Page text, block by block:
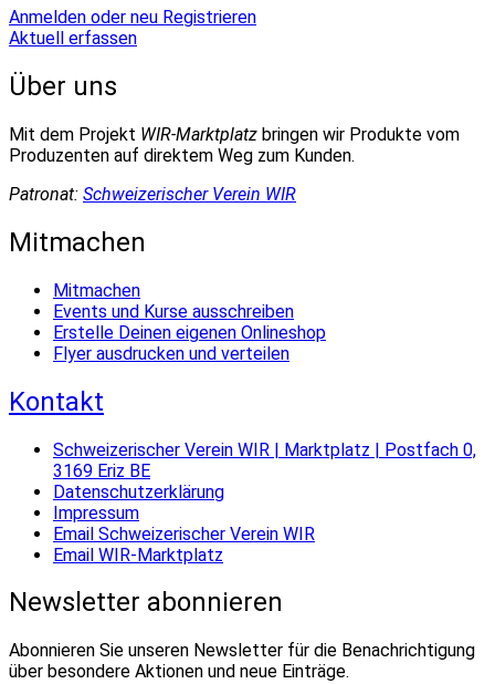
Anmelden oder neu Registrieren
Aktuell erfassen
Über uns
Mit dem Projekt WIR-Marktplatz bringen wir Produkte vom
Produzenten auf direktem Weg zum Kunden.
Patronat: Schweizerischer Verein WIR
Mitmachen
Mitmachen
Events und Kurse ausschreiben
Erstelle Deinen eigenen Onlineshop
Flyer ausdrucken und verteilen
Kontakt
Schweizerischer Verein WIR | Marktplatz | Postfach 0,
3169 Eriz BE
Datenschutzerklärung
Impressum
Email Schweizerischer Verein WIR
Email WIR-Marktplatz
Newsletter abonnieren
Abonnieren Sie unseren Newsletter für die Benachrichtigung
über besondere Aktionen und neue Einträge.